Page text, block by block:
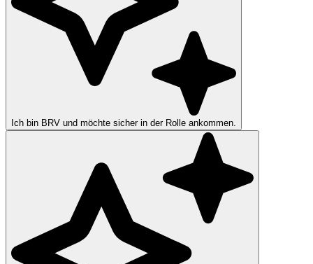
Ich bin BRV und möchte sicher in der Rolle ankommen.